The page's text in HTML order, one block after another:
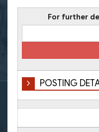
For further
POSTING